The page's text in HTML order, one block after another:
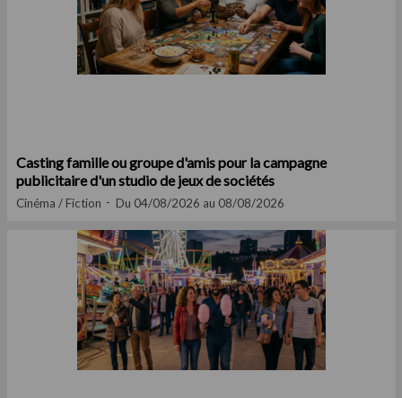
Casting famille ou groupe d'amis pour la campagne
publicitaire d'un studio de jeux de sociétés
Cinéma / Fiction Du 04/08/2026 au 08/08/2026